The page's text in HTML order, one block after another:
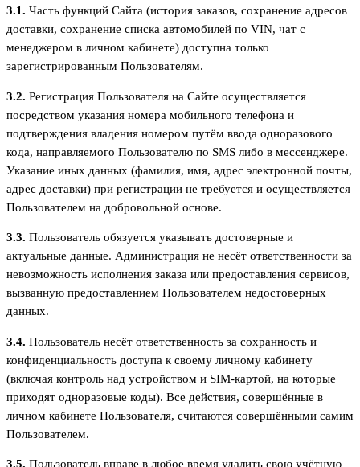
3.1. Часть функций Сайта (история заказов, сохранение адресов
доставки, сохранение списка автомобилей по VIN, чат с
менеджером в личном кабинете) доступна только
зарегистрированным Пользователям.
3.2. Регистрация Пользователя на Сайте осуществляется
посредством указания номера мобильного телефона и
подтверждения владения номером путём ввода одноразового
кода, направляемого Пользователю по SMS либо в мессенджере.
Указание иных данных (фамилия, имя, адрес электронной почты,
адрес доставки) при регистрации не требуется и осуществляется
Пользователем на добровольной основе.
3.3. Пользователь обязуется указывать достоверные и
актуальные данные. Администрация не несёт ответственности за
невозможность исполнения заказа или предоставления сервисов,
вызванную предоставлением Пользователем недостоверных
данных.
3.4. Пользователь несёт ответственность за сохранность и
конфиденциальность доступа к своему личному кабинету
(включая контроль над устройством и SIM-картой, на которые
приходят одноразовые коды). Все действия, совершённые в
личном кабинете Пользователя, считаются совершёнными самим
Пользователем.
3.5. Пользователь вправе в любое время удалить свою учётную